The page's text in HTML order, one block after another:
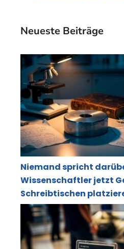
Neueste Beiträge
Niemand spricht
Wissenschaftler jetzt
Schreibtischen